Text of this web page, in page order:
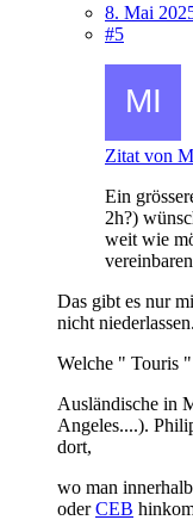
8. Mai
#5
Zitat von
Ein
2h?)
weit wie
Das gibt es nur
nicht niederlassen.
Welche " Touris
Ausländische in
Angeles....).
dort,
wo man
oderCEB